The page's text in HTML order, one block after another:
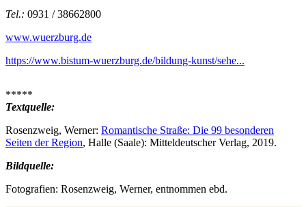
Tel.: 0931 / 38662800
www.wuerzburg.de
https://www.bistum-wuerzburg.de/bildung-kunst/sehe...
*****
Textquelle:
Rosenzweig, Werner: Romantische Straße: Die 99 besonderen
Seiten der Region, Halle (Saale): Mitteldeutscher Verlag, 2019.
Bildquelle:
Fotografien: Rosenzweig, Werner, entnommen ebd.